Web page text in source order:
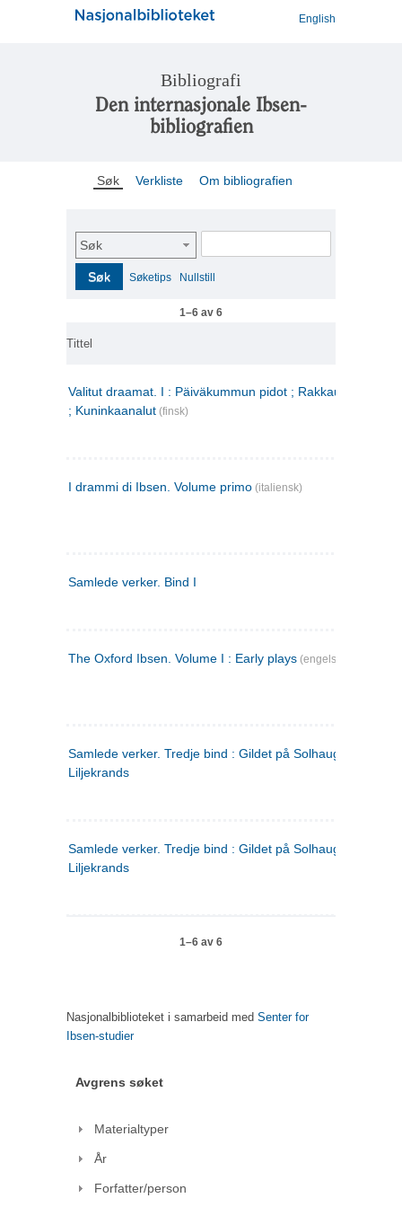
English
Bibliografi
Den internasjonale Ibsen-
bibliografien
Søk Verkliste Om bibliografien
Søk
Søk Søketips Nullstill
1–6 av 6
Tittel
Valitut draamat. I : Päiväkummun pidot ; Rakkauden
; Kuninkaanalut (finsk)
I drammi di Ibsen. Volume primo (italiensk)
Samlede verker. Bind I
The Oxford Ibsen. Volume I : Early plays (engelsk)
Samlede verker. Tredje bind : Gildet på Solhaug ; Olaf
Liljekrands
Samlede verker. Tredje bind : Gildet på Solhaug ; Olaf
Liljekrands
1–6 av 6
Nasjonalbiblioteket i samarbeid med Senter for
Ibsen-studier
Avgrens søket
Materialtyper
År
Forfatter/person